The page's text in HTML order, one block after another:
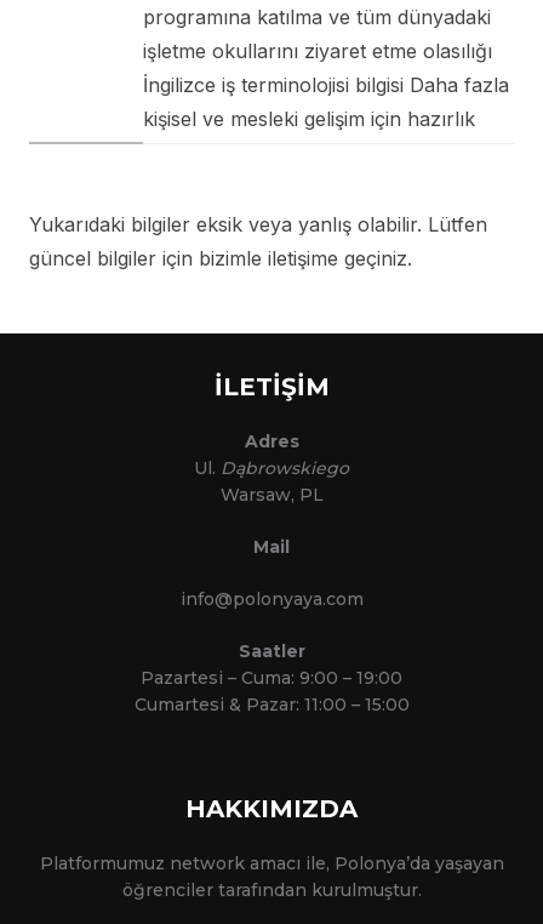
programına katılma ve tüm dünyadaki
işletme okullarını ziyaret etme olasılığı
İngilizce iş terminolojisi bilgisi Daha fazla
kişisel ve mesleki gelişim için hazırlık
Yukarıdaki bilgiler eksik veya yanlış olabilir. Lütfen
güncel bilgiler için bizimle iletişime geçiniz.
İLETİŞİM
Adres
Ul. Dąbrowskiego
Warsaw, PL
Mail
info@polonyaya.com
Saatler
Pazartesi – Cuma: 9:00 – 19:00
Cumartesi & Pazar: 11:00 – 15:00
HAKKIMIZDA
Platformumuz network amacı ile, Polonya’da yaşayan
öğrenciler tarafından kurulmuştur.